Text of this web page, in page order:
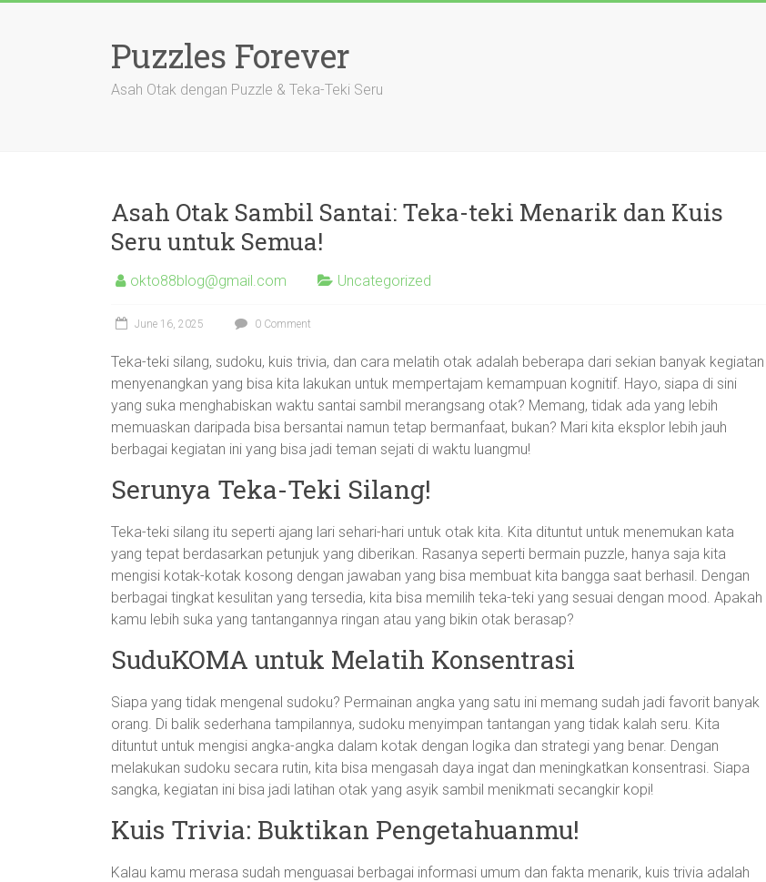
Puzzles Forever
Asah Otak dengan Puzzle & Teka-Teki Seru
Asah Otak Sambil Santai: Teka-teki Menarik dan Kuis
Seru untuk Semua!
okto88blog@gmail.com Uncategorized
June 16, 2025 0 Comment
Teka-teki silang, sudoku, kuis trivia, dan cara melatih otak adalah beberapa dari sekian banyak kegiatan
menyenangkan yang bisa kita lakukan untuk mempertajam kemampuan kognitif. Hayo, siapa di sini
yang suka menghabiskan waktu santai sambil merangsang otak? Memang, tidak ada yang lebih
memuaskan daripada bisa bersantai namun tetap bermanfaat, bukan? Mari kita eksplor lebih jauh
berbagai kegiatan ini yang bisa jadi teman sejati di waktu luangmu!
Serunya Teka-Teki Silang!
Teka-teki silang itu seperti ajang lari sehari-hari untuk otak kita. Kita dituntut untuk menemukan kata
yang tepat berdasarkan petunjuk yang diberikan. Rasanya seperti bermain puzzle, hanya saja kita
mengisi kotak-kotak kosong dengan jawaban yang bisa membuat kita bangga saat berhasil. Dengan
berbagai tingkat kesulitan yang tersedia, kita bisa memilih teka-teki yang sesuai dengan mood. Apakah
kamu lebih suka yang tantangannya ringan atau yang bikin otak berasap?
SuduKOMA untuk Melatih Konsentrasi
Siapa yang tidak mengenal sudoku? Permainan angka yang satu ini memang sudah jadi favorit banyak
orang. Di balik sederhana tampilannya, sudoku menyimpan tantangan yang tidak kalah seru. Kita
dituntut untuk mengisi angka-angka dalam kotak dengan logika dan strategi yang benar. Dengan
melakukan sudoku secara rutin, kita bisa mengasah daya ingat dan meningkatkan konsentrasi. Siapa
sangka, kegiatan ini bisa jadi latihan otak yang asyik sambil menikmati secangkir kopi!
Kuis Trivia: Buktikan Pengetahuanmu!
Kalau kamu merasa sudah menguasai berbagai informasi umum dan fakta menarik, kuis trivia adalah